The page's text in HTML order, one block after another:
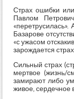
Страх ошибки
Павлом
Базарове
«с ужасом
зарождается
Сильный страх
мертвое (жизнь/
замирают либо
живое, сердечное